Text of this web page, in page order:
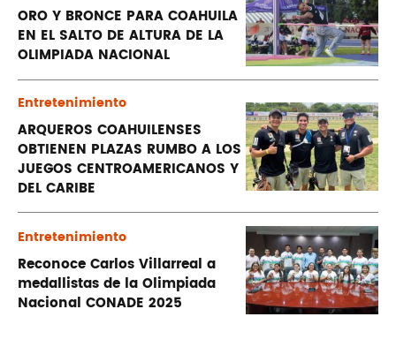
ORO Y BRONCE PARA COAHUILA
EN EL SALTO DE ALTURA DE LA
OLIMPIADA NACIONAL
Entretenimiento
ARQUEROS COAHUILENSES
OBTIENEN PLAZAS RUMBO A LOS
JUEGOS CENTROAMERICANOS Y
DEL CARIBE
Entretenimiento
Reconoce Carlos Villarreal a
medallistas de la Olimpiada
Nacional CONADE 2025